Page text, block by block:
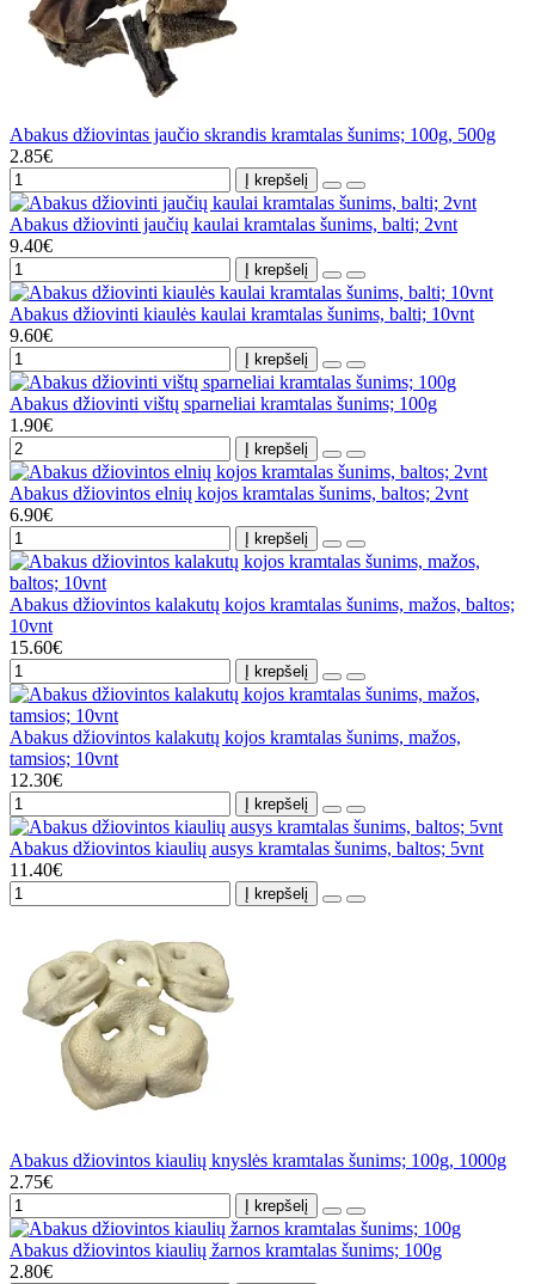
Abakus džiovintas jaučio skrandis kramtalas šunims; 100g, 500g
2.85€
Į krepšelį
Abakus džiovinti jaučių kaulai kramtalas šunims, balti; 2vnt
9.40€
Į krepšelį
Abakus džiovinti kiaulės kaulai kramtalas šunims, balti; 10vnt
9.60€
Į krepšelį
Abakus džiovinti vištų sparneliai kramtalas šunims; 100g
1.90€
Į krepšelį
Abakus džiovintos elnių kojos kramtalas šunims, baltos; 2vnt
6.90€
Į krepšelį
Abakus džiovintos kalakutų kojos kramtalas šunims, mažos, baltos;
10vnt
15.60€
Į krepšelį
Abakus džiovintos kalakutų kojos kramtalas šunims, mažos,
tamsios; 10vnt
12.30€
Į krepšelį
Abakus džiovintos kiaulių ausys kramtalas šunims, baltos; 5vnt
11.40€
Į krepšelį
Abakus džiovintos kiaulių knyslės kramtalas šunims; 100g, 1000g
2.75€
Į krepšelį
Abakus džiovintos kiaulių žarnos kramtalas šunims; 100g
2.80€